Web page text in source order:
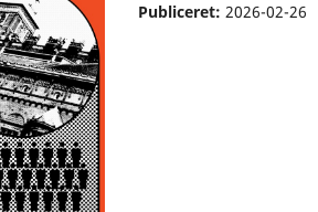
Publiceret: 2026-02-26